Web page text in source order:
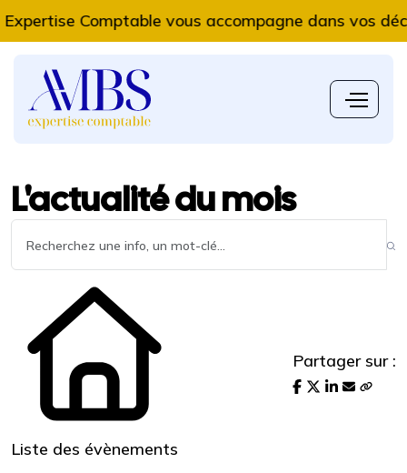
Comptable vous accompagne dans vos
L'actualité du mois
Liste des évènements
Partager sur :